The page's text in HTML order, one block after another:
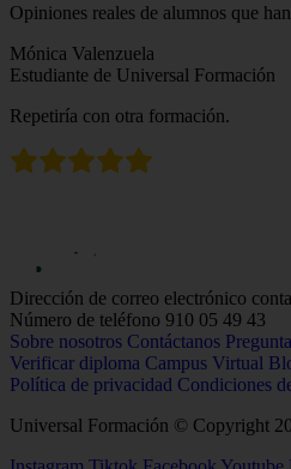
Opiniones reales de alumnos que
Mónica Valenzuela
Estudiante de Universal Formación
Repetiría con otra formación.
Dirección de correo electrónico
Número de teléfono 910 05 49 43
Sobre nosotros Contáctanos
Verificar diploma Campus Virtual
Política de privacidad Condiciones
Universal Formación © Copyright